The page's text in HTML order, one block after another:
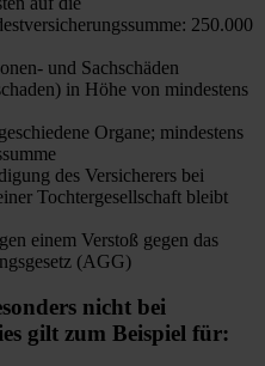
250.000
und Sachschäden
in Höhe von mindestens
Organe; mindestens
des Versicherers bei
Tochtergesellschaft bleibt
einem Verstoß gegen das
(AGG)
nicht bei
gilt zum Beispiel für: